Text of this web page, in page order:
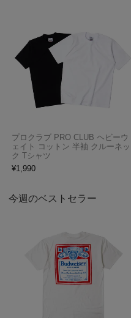
プロクラブ PRO CLUB ヘビーウ
ェイト コットン 半袖 クルーネッ
ク Tシャツ
¥1,990
今週のベストセラー